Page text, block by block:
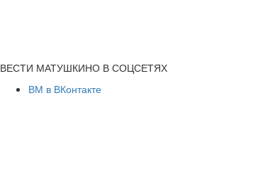
ВЕСТИ МАТУШКИНО В СОЦСЕТЯХ
ВМ в ВКонтакте